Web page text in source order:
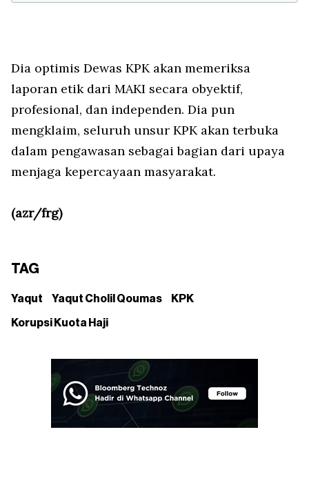
Dia optimis Dewas KPK akan memeriksa
laporan etik dari MAKI secara obyektif,
profesional, dan independen. Dia pun
mengklaim, seluruh unsur KPK akan terbuka
dalam pengawasan sebagai bagian dari upaya
menjaga kepercayaan masyarakat.
(azr/frg)
TAG
Yaqut Yaqut Cholil Qoumas KPK
Korupsi Kuota Haji